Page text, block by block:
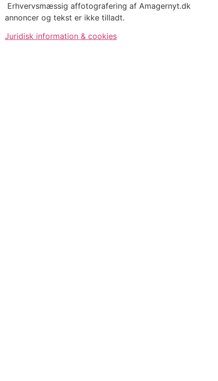
Erhvervsmæssig affotografering af Amagernyt.dk
annoncer og tekst er ikke tilladt.
Juridisk information & cookies